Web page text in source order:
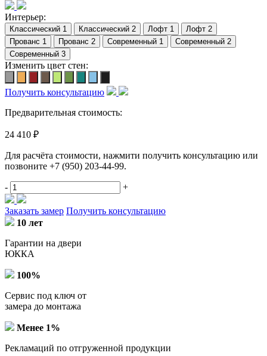
Интерьер:
Изменить цвет стен:
Получить консультацию
Предварительная стоимость:
24 410 ₽
Для расчёта стоимости, нажмити получить консультацию или
позвоните +7 (950) 203-44-99.
- +
Заказать замер Получить консультацию
10 лет
Гарантии на двери
ЮККА
100%
Сервис под ключ от
замера до монтажа
Менее 1%
Рекламаций по отгруженной продукции